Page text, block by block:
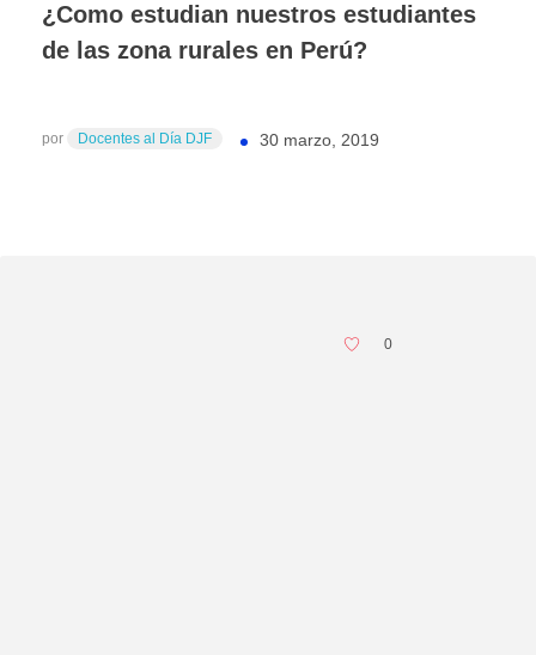
¿Como estudian nuestros estudiantes
de las zona rurales en Perú?
30 marzo, 2019
por Docentes al Día DJF
0